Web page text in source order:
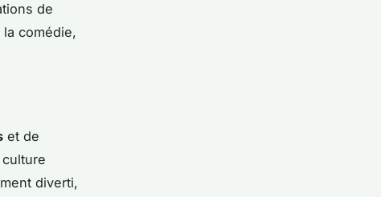
de
comédie,
et de
diverti,